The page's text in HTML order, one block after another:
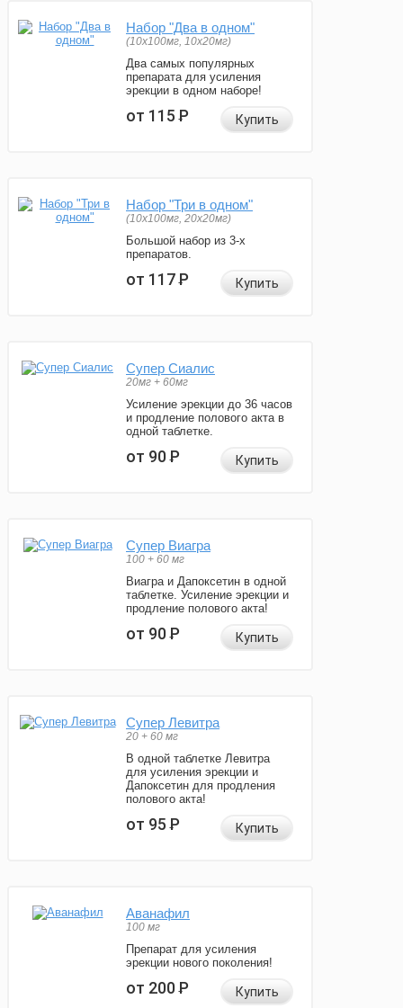
Набор "Два в одном"
(10x100мг, 10x20мг)
Два самых популярных
препарата для усиления
эрекции в одном наборе!
от 115Р Купить
Набор "Три в одном"
(10x100мг, 20x20мг)
Большой набор из 3-х
препаратов.
от 117Р Купить
Супер Сиалис
20мг + 60мг
Усиление эрекции до 36 часов
и продление полового акта в
одной таблетке.
от 90Р Купить
Супер Виагра
100 + 60 мг
Виагра и Дапоксетин в одной
таблетке. Усиление эрекции и
продление полового акта!
от 90Р Купить
Супер Левитра
20 + 60 мг
В одной таблетке Левитра
для усиления эрекции и
Дапоксетин для продления
полового акта!
от 95Р Купить
Аванафил
100 мг
Препарат для усиления
эрекции нового поколения!
от 200Р Купить